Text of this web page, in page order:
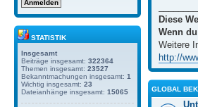
STATISTIK
Insgesamt
Beiträge insgesamt: 322364
Themen insgesamt: 23527
Bekanntmachungen insgesamt: 1
Wichtig insgesamt: 23
Dateianhänge insgesamt: 15065
Diese
Wenn
Weitere
http://
GLOBAL